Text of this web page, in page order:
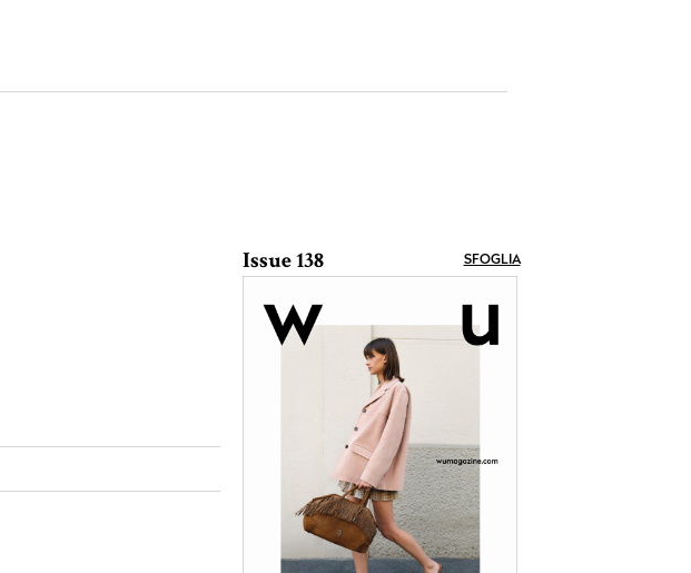
Issue 138 SFOGLIA